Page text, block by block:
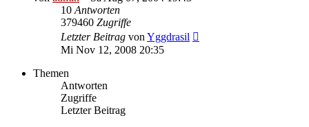
10 Antworten
379460 Zugriffe
Letzter Beitrag von Yggdrasil
Mi Nov 12, 2008 20:35
Themen
Antworten
Zugriffe
Letzter Beitrag